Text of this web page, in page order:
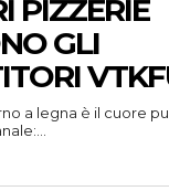
PIZZERIE
GLI
a legna è il cuore